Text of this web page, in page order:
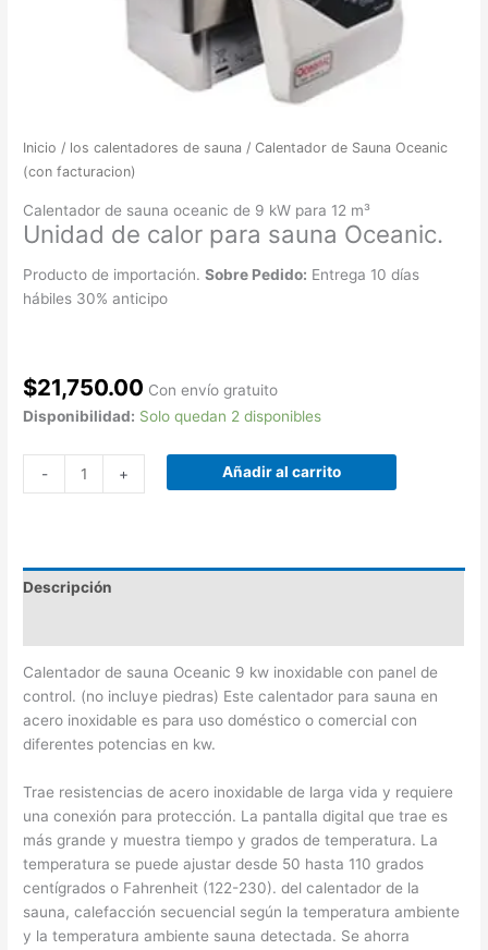
Inicio / los calentadores de sauna / Calentador de Sauna Oceanic
(con facturacion)
Calentador de sauna oceanic de 9 kW para 12 m³
Unidad de calor para sauna Oceanic.
Producto de importación.Sobre Pedido: Entrega 10 días
hábiles 30% anticipo
$21,750.00 Con envío gratuito
Disponibilidad: Solo quedan 2 disponibles
- + Añadir al carrito
Descripción
Calentador de sauna Oceanic 9 kw inoxidable con panel de
control. (no incluye piedras) Este calentador para sauna en
acero inoxidable es para uso doméstico o comercial con
diferentes potencias en kw.
Trae resistencias de acero inoxidable de larga vida y requiere
una conexión para protección. La pantalla digital que trae es
más grande y muestra tiempo y grados de temperatura. La
temperatura se puede ajustar desde 50 hasta 110 grados
centígrados o Fahrenheit (122-230). del calentador de la
sauna, calefacción secuencial según la temperatura ambiente
y la temperatura ambiente sauna detectada. Se ahorra